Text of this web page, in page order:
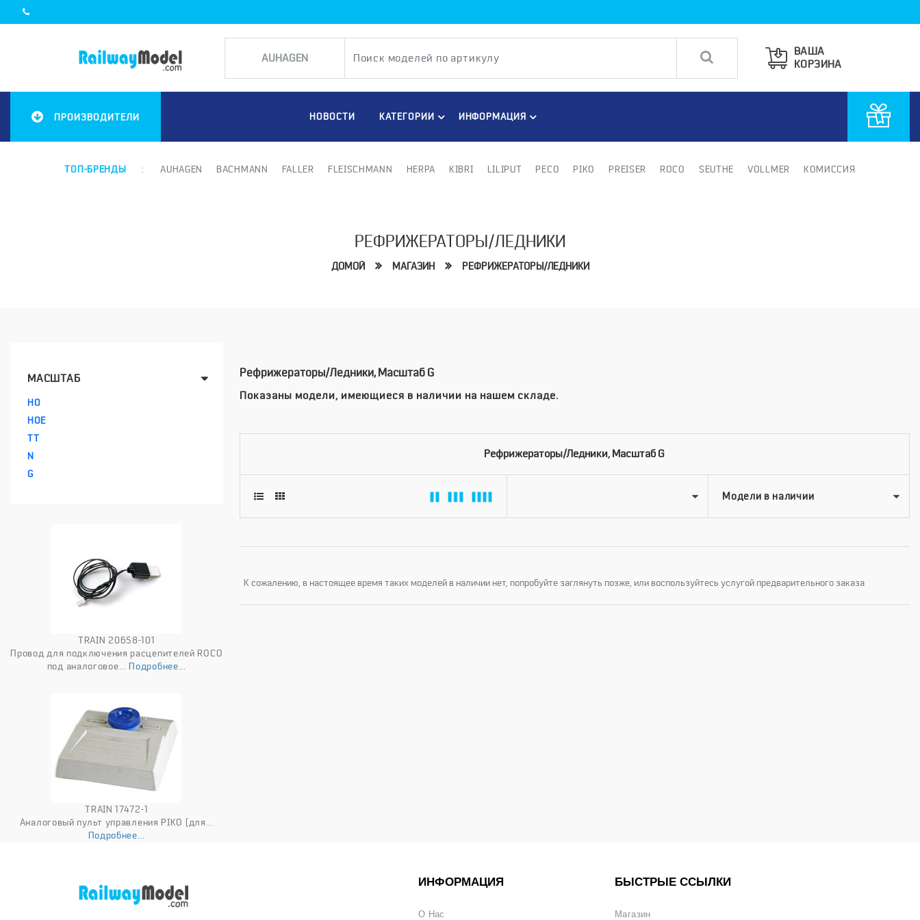
ВАША
КОРЗИНА
ПРОИЗВОДИТЕЛИ НОВОСТИ КАТЕГОРИИ ИНФОРМАЦИЯ
ТОП-БРЕНДЫ : AUHAGEN BACHMANN FALLER FLEISCHMANN HERPA KIBRI LILIPUT PECO PIKO PREISER ROCO SEUTHE VOLLMER КОМИССИЯ
РЕФРИЖЕРАТОРЫ/ЛЕДНИКИ
ДОМОЙ МАГАЗИН РЕФРИЖЕРАТОРЫ/ЛЕДНИКИ
МАСШТАБ
HO
HOE
TT
N
G
TRAIN 20658-101
Провод для подключения расцепителей ROCO
под аналоговое...Подробнее...
TRAIN 17472-1
Аналоговый пульт управления PIKO (для...
Подробнее...
Рефрижераторы/ледники, Масштаб G
Показаны модели, имеющиеся в наличии на нашем складе.
Рефрижераторы/ледники, Масштаб G
К сожалению, в настоящее время таких моделей в наличии нет, попробуйте заглянуть позже, или воспользуйтесь услугой предварительного заказа
ИНФОРМАЦИЯ
О Нас
БЫСТРЫЕ ССЫЛКИ
Магазин